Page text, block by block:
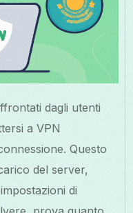
dagli utenti
a VPN
Questo
del server,
di